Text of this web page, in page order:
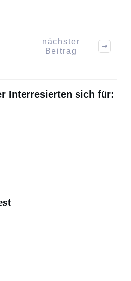
nächster
Beitrag
Interresierten sich für: